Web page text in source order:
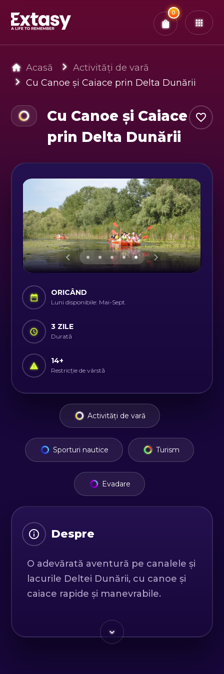
0
x0 Bilete Confirmă & Plătește
Acasă
Activități de vară
Cu Canoe și Caiace prin Delta Dunării
Cu Canoe și Caiace
prin Delta Dunării
ORICÂND
Luni disponibile: Mai-Sept.
3 ZILE
Durată
14+
Restricție de vârstă
Activități de vară
Sporturi nautice Turism
Evadare
Despre
O adevărată aventură pe canalele și
lacurile Deltei Dunării, cu canoe și
caiace rapide și manevrabile.
Canoea este probabil cea mai
practică ambarcațiune de